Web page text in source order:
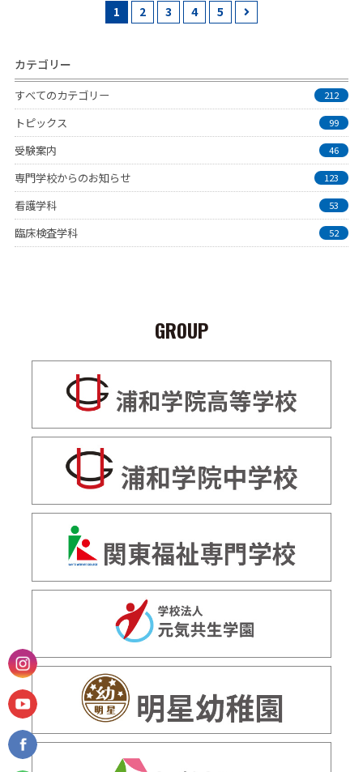
1 2 3 4 5
カテゴリー
すべてのカテゴリー 212
トピックス 99
受験案内 46
専門学校からのお知らせ 123
看護学科 53
臨床検査学科 52
GROUP